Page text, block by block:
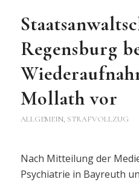
Regensburg
Mollath vor
ALLGEMEIN, STRAFVOLLZUG
Nach Mitteilung der
Psychiatrie in Bayreuth